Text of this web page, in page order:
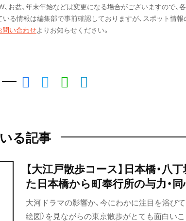
、お盆、年末年始などは変更になる場合がございますので、
る情報は編集部で事前確認しておりますが、スポット情
問い合わせよりお知らせください。
る記事
【大江戸散歩コース】日本橋・八
た日本橋から町奉行所の与力・
大河ドラマの影響か、今にわかに注目を浴び
絵図）を見ながらの東京散歩がとても面白い